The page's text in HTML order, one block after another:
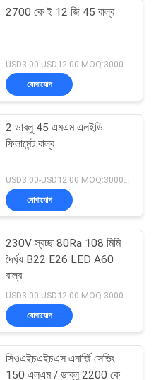
2700 কে ই 12 জি 45 বাল্ব
USD3.00-USD12.00 MOQ:3000pcs
যোগাযোগ
2 ডাব্লু 45 এমএম এলইডি
ফিলামেন্ট বাল্ব
যোগাযোগ
230V স্বচ্ছ 80Ra 108 মিমি
দৈর্ঘ্য B22 E26 LED A60
বাল্ব
যোগাযোগ
সিওএইচএইচএস এনার্জি সেভিং
150 এলএম / ডাব্লু 2200 কে